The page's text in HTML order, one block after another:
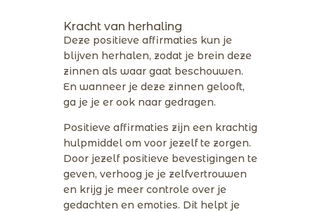
Kracht van herhaling
Deze positieve affirmaties kun je
blijven herhalen, zodat je brein deze
zinnen als waar gaat beschouwen.
En wanneer je deze zinnen gelooft,
ga je je er ook naar gedragen.
Positieve affirmaties zijn een krachtig
hulpmiddel om voor jezelf te zorgen.
Door jezelf positieve bevestigingen te
geven, verhoog je je zelfvertrouwen
en krijg je meer controle over je
gedachten en emoties. Dit helpt je